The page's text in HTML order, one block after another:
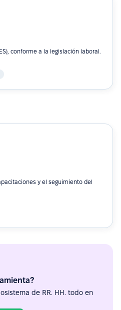
conforme a la legislación laboral.
y el seguimiento del
de RR. HH. todo en